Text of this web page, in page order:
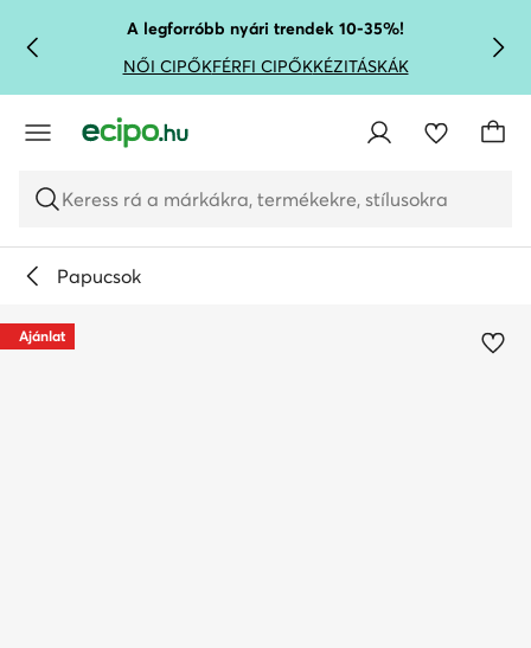
UGRÁS A FŐ TARTALOMRA
UGRÁS A KERESÉSHEZA legforróbb nyári trendek 10-35%!
NŐI CIPŐKFÉRFI CIPŐKKÉZITÁSKÁK
Keress rá a márkákra, termékekre, stílusokra
Papucsok
Ajánlat